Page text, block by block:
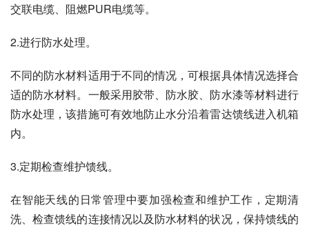
交联电缆、阻燃PUR电缆等。
2.进行防水处理。
不同的防水材料适用于不同的情况，可根据具体情况选择合
适的防水材料。一般采用胶带、防水胶、防水漆等材料进行
防水处理，该措施可有效地防止水分沿着雷达馈线进入机箱
内。
3.定期检查维护馈线。
在智能天线的日常管理中要加强检查和维护工作，定期清
洗、检查馈线的连接情况以及防水材料的状况，保持馈线的